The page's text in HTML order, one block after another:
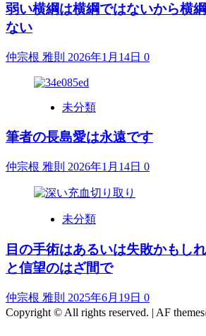
弱い横綱は横綱ではないから横
ない
仲宗根 雅則 2026年1月14日 0
未分類
筆者の長島愛は永遠です
仲宗根 雅則 2026年1月14日 0
未分類
目の手術はあるいは失敗かもし
と信望のはざ間で
仲宗根 雅則 2025年6月19日 0
Copyright © All rights reserved. | AF